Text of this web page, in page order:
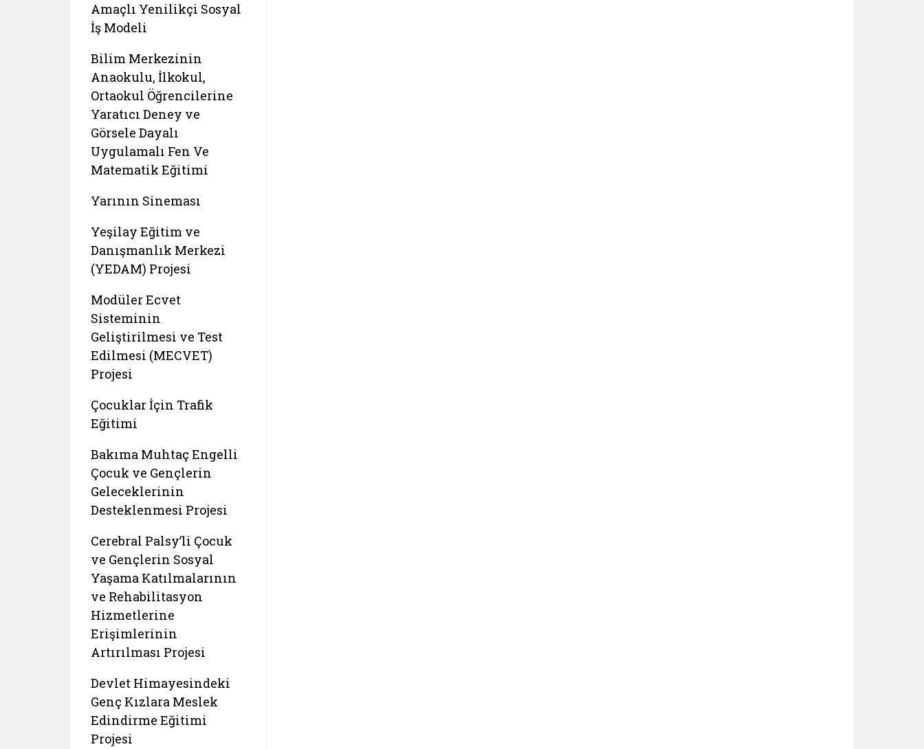
Amaçlı Yenilikçi Sosyal
İş Modeli
Bilim Merkezinin
Anaokulu, İlkokul,
Ortaokul Öğrencilerine
Yaratıcı Deney ve
Görsele Dayalı
Uygulamalı Fen Ve
Matematik Eğitimi
Yarının Sineması
Yeşilay Eğitim ve
Danışmanlık Merkezi
(YEDAM) Projesi
Modüler Ecvet
Sisteminin
Geliştirilmesi ve Test
Edilmesi (MECVET)
Projesi
Çocuklar İçin Trafik
Eğitimi
Bakıma Muhtaç Engelli
Çocuk ve Gençlerin
Geleceklerinin
Desteklenmesi Projesi
Cerebral Palsy’li Çocuk
ve Gençlerin Sosyal
Yaşama Katılmalarının
ve Rehabilitasyon
Hizmetlerine
Erişimlerinin
Artırılması Projesi
Devlet Himayesindeki
Genç Kızlara Meslek
Edindirme Eğitimi
Projesi